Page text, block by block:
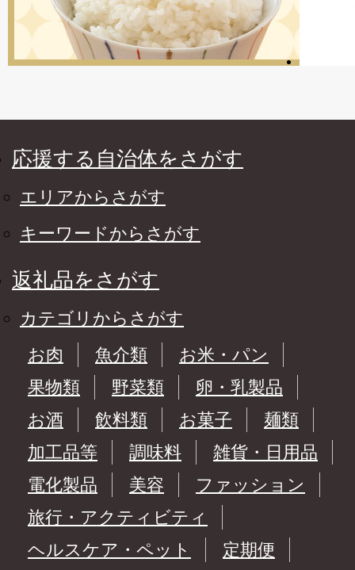
応援する自治体をさがす
エリアからさがす
キーワードからさがす
返礼品をさがす
カテゴリからさがす
お肉
魚介類
お米・パン
果物類
野菜類
卵・乳製品
お酒
飲料類 お菓子
麺類
加工品等
調味料
雑貨・日用品
電化製品
美容
ファッション
旅行・アクティビティ
ヘルスケア・ペット
定期便